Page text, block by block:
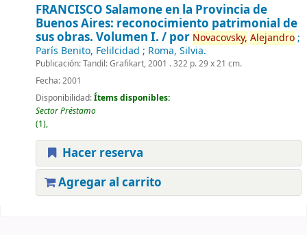
FRANCISCO Salamone en la Provincia de
Buenos Aires: reconocimiento patrimonial de
sus obras. Volumen I. / por Novacovsky, Alejandro;
París Benito, Felilcidad ; Roma, Silvia.
Publicación:Tandil: Grafikart, 2001 . 322 p. 29 x 21 cm.
Fecha:2001
Disponibilidad:Ítems disponibles:
Sector Préstamo
(1),
Hacer reserva
Agregar al carrito